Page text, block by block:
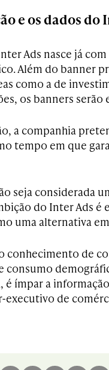
e os dados do
Ads nasce já
Além do banner
como a de
os banners
a companhia
tempo em que
seja considerada
do Inter Ads
uma alternativa
conhecimento de
consumo
é ímpar a
executivo de